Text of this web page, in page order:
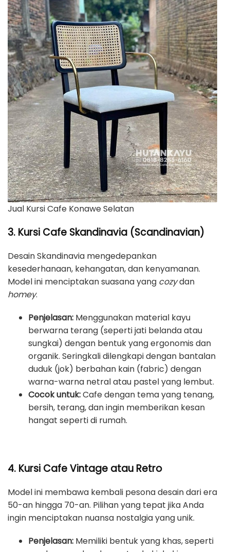
Jual Kursi Cafe Konawe Selatan
3. Kursi Cafe Skandinavia (Scandinavian)
Desain Skandinavia mengedepankan
kesederhanaan, kehangatan, dan kenyamanan.
Model ini menciptakan suasana yang cozydan
homey.
Penjelasan: Menggunakan material kayu
berwarna terang (seperti jati belanda atau
sungkai) dengan bentuk yang ergonomis dan
organik. Seringkali dilengkapi dengan bantalan
duduk (jok) berbahan kain (fabric) dengan
warna-warna netral atau pastel yang lembut.
Cocok untuk:Cafe dengan tema yang tenang,
bersih, terang, dan ingin memberikan kesan
hangat seperti di rumah.
4. Kursi Cafe Vintage atau Retro
Model ini membawa kembali pesona desain dari era
50-an hingga 70-an. Pilihan yang tepat jika Anda
ingin menciptakan nuansa nostalgia yang unik.
Penjelasan: Memiliki bentuk yang khas, seperti